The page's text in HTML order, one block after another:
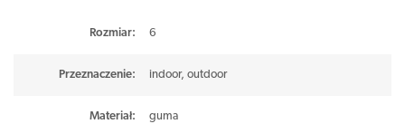
Rozmiar: 6
Przeznaczenie: indoor, outdoor
Materiał: guma